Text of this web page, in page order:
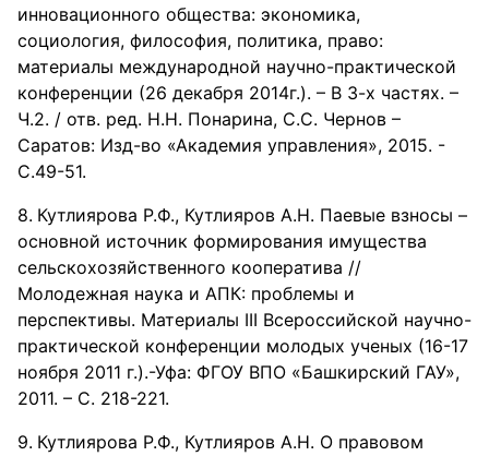
инновационного общества: экономика,
социология, философия, политика, право:
материалы международной научно-практической
конференции (26 декабря 2014г.). – В 3-х частях. –
Ч.2. / отв. ред. Н.Н. Понарина, С.С. Чернов –
Саратов: Изд-во «Академия управления», 2015. -
С.49-51.
Кутлиярова Р.Ф., Кутлияров А.Н. Паевые взносы –
основной источник формирования имущества
сельскохозяйственного кооператива //
Молодежная наука и АПК: проблемы и
перспективы. Материалы III Всероссийской научно-
практической конференции молодых ученых (16-17
ноября 2011 г.).-Уфа: ФГОУ ВПО «Башкирский ГАУ»,
2011. – С. 218-221.
Кутлиярова Р.Ф., Кутлияров А.Н. О правовом